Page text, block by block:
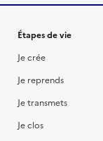
Étapes de vie
Je crée
Je reprends
Je transmets
Je clos